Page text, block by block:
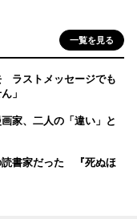
一覧を見る
ラストメッセージでも
」
家、二人の「違い」と
読書家だった 『死ぬほ